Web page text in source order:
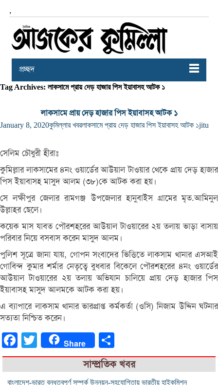
,
প্রচ্ছদ
Tag Archives: লাকসামে প্রায় দেড় হাজার পিস ইয়াবাসহ আটক ১
লাকসামে প্রায় দেড় হাজার পিস ইয়াবাসহ আটক ১
January 8, 2020কুমিল্লার খবরলাকসামে প্রায় দেড় হাজার পিস ইয়াবাসহ আটক ১jitu
সেলিম চৌধুরী হীরাঃ
কুমিল্লার লাকসামের ৪নং ওয়ার্ডের আউয়াল টাওয়ার থেকে প্রায় দেড় হাজার
পিস ইয়াবাসহ মাসুদ আলম (৩৮)কে আটক করা হয়।
সে লক্ষীপুর জেলার রামগঞ্জ উপজেলার হানুবাইস গ্রামের মৃত.আমিনুল
উল্লাহর ছেলে।
কয়েক মাস যাবত পৌরশহরের আউয়াল টাওয়ারের ২য় তলায় ভাড়া বাসায়
পরিবার নিয়ে বসবাস করেন মাসুদ আলম।
পুলিশ সূত্রে জানা যায়, গোপন সংবাদের ভিত্তিতে লাকসাম থানার এসআই
গোবিন্দ কুমার শর্মার নেতৃত্বে বুধবার বিকেলে পৌরশহরের ৪নং ওয়ার্ডের
আউয়াল টাওয়ারের ২য় তলায় অভিযান চালিয়ে প্রায় দেড় হাজার পিস
ইয়াবাসহ মাসুদ আলমকে আটক করা হয়।
এ ব্যাপারে লাকসাম থানার ভারপ্রাপ্ত কর্মকর্তা (ওসি) নিজাম উদ্দিন ঘটনার
সত্যতা নিশ্চিত করেন।
FacebookTwitter Share
সাম্প্রতিক খবর
বাংলাদেশ-ভারত বন্ধুত্বপূর্ণ সম্পর্ক উন্নয়ন-সহযোগিতায় ভারতীয় হাইকমিশন